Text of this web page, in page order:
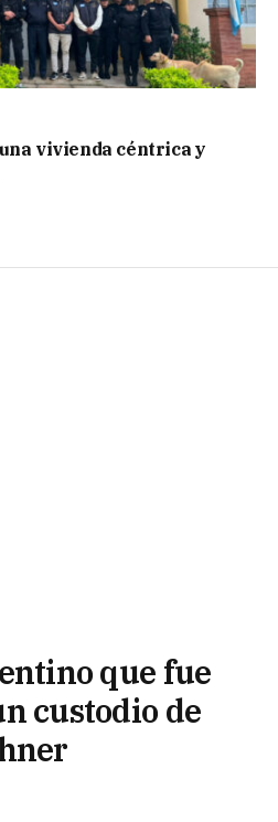
vivienda céntrica y
que fue
custodio de